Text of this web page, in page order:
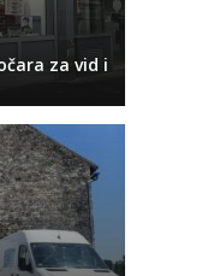
za vid i